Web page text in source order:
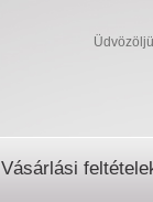
Vásárlási